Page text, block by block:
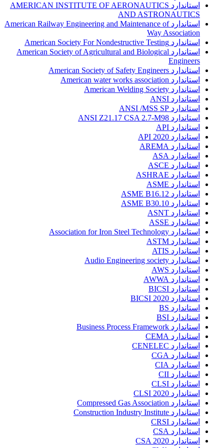
استاندارد AMERICAN INSTITUTE OF AERONAUTICS
AND ASTRONAUTICS
استاندارد American Railway Engineering and Maintenance of
Way Association
استاندارد American Society For Nondestructive Testing
استاندارد American Society of Agricultural and Biological
Engineers
استاندارد American Society of Safety Engineers
استاندارد American water works association
استاندارد American Welding Society
استاندارد ANSI
استاندارد ANSI /MSS SP
استاندارد ANSI Z21.17 CSA 2.7-M98
استاندارد API
استاندارد API 2020
استاندارد AREMA
استاندارد ASA
استاندارد ASCE
استاندارد ASHRAE
استاندارد ASME
استاندارد ASME B16.12
استاندارد ASME B30.10
استاندارد ASNT
استاندارد ASSE
استاندارد Association for Iron Steel Technology
استاندارد ASTM
استاندارد ATIS
استاندارد Audio Engineering society
استاندارد AWS
استاندارد AWWA
استاندارد BICSI
استاندارد BICSI 2020
استاندارد BS
استاندارد BSI
استاندارد Business Process Framework
استاندارد CEMA
استاندارد CENELEC
استاندارد CGA
استاندارد CIA
استاندارد CII
استاندارد CLSI
استاندارد CLSI 2020
استاندارد Compressed Gas Association
استاندارد Construction Industry Institute
استاندارد CRSI
استاندارد CSA
استاندارد CSA 2020